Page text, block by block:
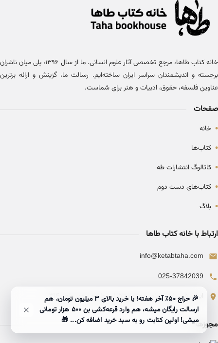
خانه کتاب طاها، مرجع تخصصی آثار علوم انسانی. ما از سال ۱۳۹۶، پلی میان ناشران
برجسته و اندیشمندان سراسر ایران ساخته‌ایم. رسالت ما، گزینش و ارائه برترین
عناوین فلسفه، حقوق، ادبیات و هنر برای شماست.
صفحات
• خانه
• کتاب‌ها
• کاتالوگ انتشارات طه
• کتاب‌های دست دوم
• بلاگ
ارتباط با خانه کتاب طاها
info@ketabtaha.com
025-37842039
ایران، قم، بلوار معلم، مجتمع ناشران، طبقه سوم، واحد ۳۱۴
مجوزها
🎉 حراج ۵۰٪ آخر هفته! با خرید بالای 3 میلیون تومان، هم
ارسالت رایگان میشه، هم وارد قرعه‌کشی بن ۵۰۰ هزار تومانی
میشی! اولین کتابت رو به سبد خرید اضافه کن... 🎁